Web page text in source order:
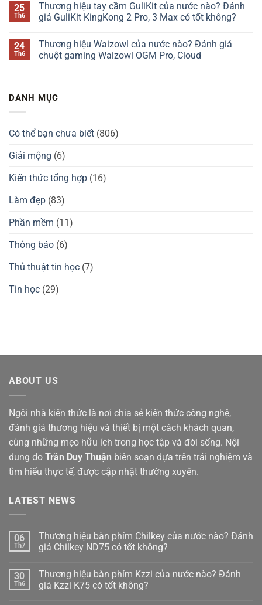
nào?
Đánh
giá
tốt
không?
bàn
phím
Kzzi
nào?
Đánh
giá
không?
bình
luận
ở
Darmoshark
của
nước
Darmoshark
25
Th6
Thương hiệu tay cầm GuliKit của nước nào? Đánh
giá GuliKit KingKong 2 Pro, 3 Max có tốt không?
bình
luận
ở
GuliKit
Đánh
giá
KingKong
2
3
Max
tốt
không?
24
Th6
Thương hiệu Waizowl của nước nào? Đánh giá
chuột gaming Waizowl OGM Pro, Cloud
ở
của
nước
Đánh
giá
gaming
Waizowl
Pro,
Cloud
DANH MỤC
Có thể bạn chưa biết (806)
Giải mộng (6)
Kiến thức tổng hợp (16)
Làm đẹp (83)
Phần mềm (11)
Thông báo (6)
Thủ thuật tin học (7)
Tin học (29)
ABOUT US
Ngôi nhà kiến thức là nơi chia sẻ kiến thức công nghệ,
đánh giá thương hiệu và thiết bị một cách khách quan,
cùng những mẹo hữu ích trong học tập và đời sống. Nội
dung do Trần Duy Thuận biên soạn dựa trên trải nghiệm và
tìm hiểu thực tế, được cập nhật thường xuyên.
LATEST NEWS
06
Th7
Thương hiệu bàn phím Chilkey của nước nào? Đánh
giá Chilkey ND75 có tốt không?
bình
luận
ở
30
Th6
Thương hiệu bàn phím Kzzi của nước nào? Đánh
giá Kzzi K75 có tốt không?